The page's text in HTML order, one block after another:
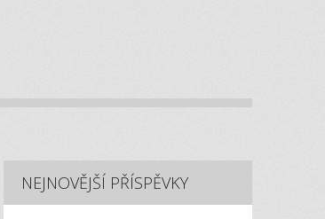
NEJNOVĚJŠÍ PŘÍSPĚVKY